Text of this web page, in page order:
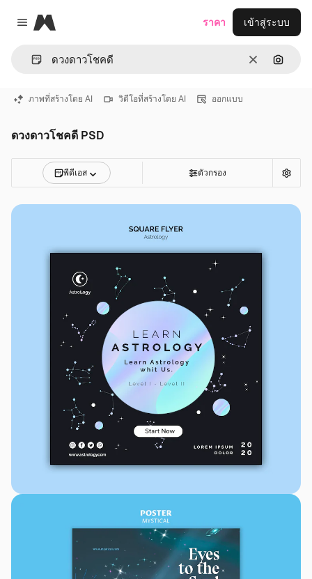
Close menu
Magnific
ชัดเจนค้นหา
ราคา เข้าสู่ระบบ
ภาพที่สร้างโดย AI วิดีโอที่สร้างโดย AI ออกแบบ
ดวงดาวโชคดี PSD
พีดีเอส ตัวกรอง